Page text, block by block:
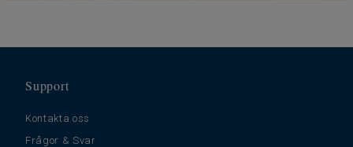
Support
Kontakta oss
Frågor & Svar